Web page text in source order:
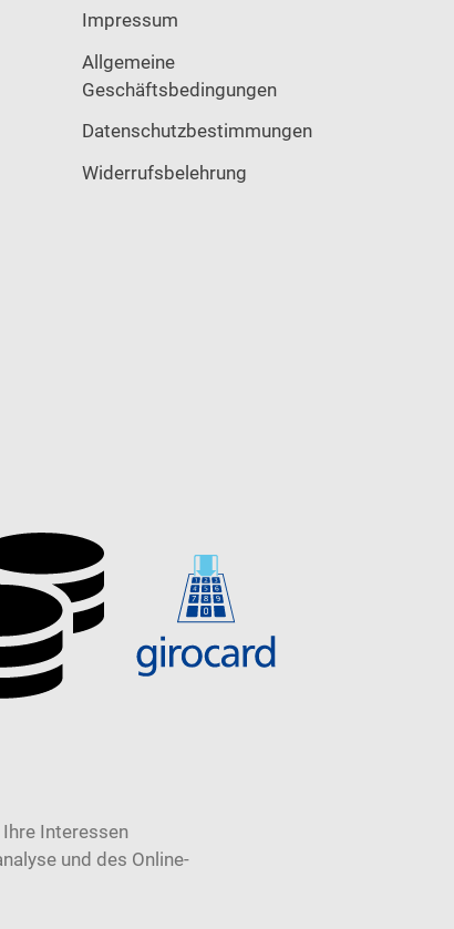
Impressum
Allgemeine
Geschäftsbedingungen
Datenschutzbestimmungen
Widerrufsbelehrung
Interessen
und des Online-